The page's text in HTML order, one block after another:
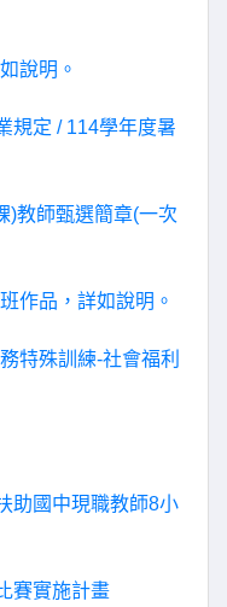
說明。
規定 / 114學年度暑
)教師甄選簡章(一次
作品，詳如說明。
特殊訓練-社會福利
助國中現職教師8小
賽實施計畫